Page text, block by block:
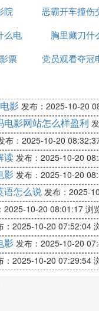
除雪，但短时间内
然一个90度大甩
到木屋中躲避风
。在168国道寻
队长高可带领救
鼓掌欢呼。
》。
为了前所未有的
和呐喊。
排列的
院
恶霸开车撞伤
么电影
么电
胸里藏刀什
票
党员观看夺冠
影发布：2025-10-20
影网站怎么样盈利
布：2025-10-20
读 发布：2025-10-20
影 发布：2025-10-20
语怎么说发布：2025-
2025-10-20 08:01:17 浏
：2025-10-20 07:52:04
影 发布：2025-10-20
：2025-10-20 07:29:54